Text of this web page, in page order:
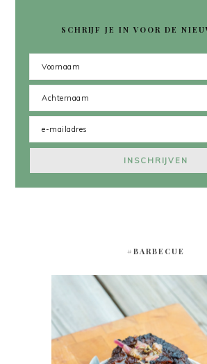
SCHRIJF JE IN VOOR DE
#BARBECUE